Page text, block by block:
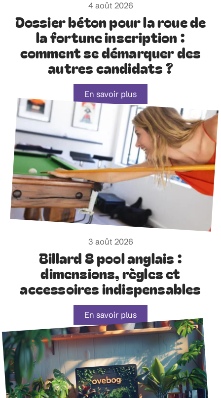
4 août 2026
Dossier béton pour la roue de
la fortune inscription :
comment se démarquer des
autres candidats ?
En savoir plus
3 août 2026
Billard 8 pool anglais :
dimensions, règles et
accessoires indispensables
En savoir plus